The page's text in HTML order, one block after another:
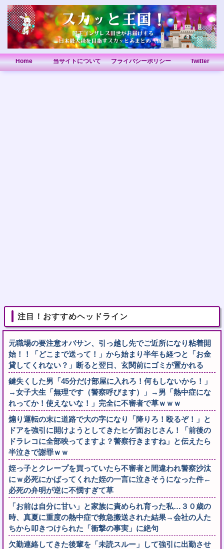
Home 当サイトについて プライバシーポリシー Twitter
注目！おすすめヘッドライン
元職場の要注意オバサン、引っ越し先でご近所になり粘着開
始！！「どこまで送って！」から始まり半年も経つと「お金
貸してくれない？」断ると翌日、玄関前にゴミが置かれる
鍵失くした男「45分だけ部屋に入れろ！何もしないから！」
→女子大生「無理です（警察呼びます）」→男「熱中症にな
れってか！使えないな！」完全に不審者で草ｗｗｗ
煽り運転の末に道路で大の字になり「降りろ！殴るぞ！」と
ドアを強引に開けようとしてきたヒゲ面おじさん！「前後の
ドラレコに全部映ってますよ？警察行きますね」と伝えたら
半泣きで謝罪ｗｗ
姪っ子とクレープを買っていたら不審者と間違われ警察沙汰
にｗ必死にかばってくれた姪の一言に泣きそうになった件←
必死の弁明が逆に不憫すぎて草
「お前は自分に甘い」と家族に責められ育った私…３０歳の
時、真夏に重度の熱中症で救急搬送された結果→会社の人た
ちから叩きつけられた「衝撃の事実」に絶句
欠勤連絡してきた後輩を「未読スルー」して強引に出勤させ